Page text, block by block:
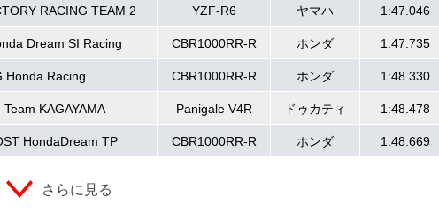
RACING TEAM 2 YZF-R6 ヤマハ 1:47.046
Dream SI Racing CBR1000RR-R ホンダ 1:47.735
Honda Racing CBR1000RR-R ホンダ 1:48.330
Team KAGAYAMA Panigale V4R ドゥカティ 1:48.478
HondaDream TP CBR1000RR-R ホンダ 1:48.669
さらに見る